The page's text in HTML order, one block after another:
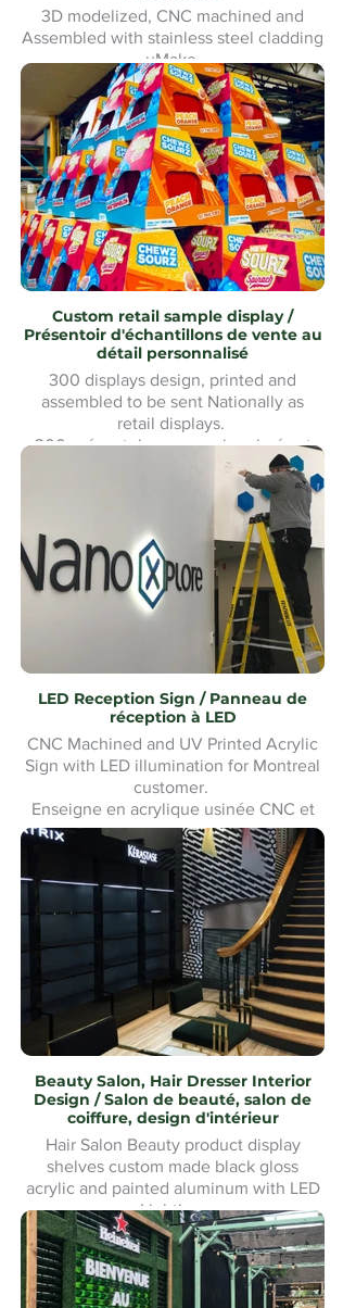
3D modelized, CNC machined and
Assembled with stainless steel cladding
uMake
Modélisé en 3D, usiné CNC et
assemblé avec revêtement en acier
inoxydable uMake MontréalMontreal
Custom retail sample display /
Présentoir d'échantillons de vente au
détail personnalisé
300 displays design, printed and
assembled to be sent Nationally as
retail displays.
300 présentoirs conçus, imprimés et
assemblés pour être expédiés à
l'échelle nationale comme présentoirs
de vente au détail.
LED Reception Sign / Panneau de
réception à LED
CNC Machined and UV Printed Acrylic
Sign with LED illumination for Montreal
customer.
Enseigne en acrylique usinée CNC et
imprimée UV avec éclairage LED pour
un client de Montréal. Fabrication et
installation sur mesure.Custom made
and Installation.
Beauty Salon, Hair Dresser Interior
Design / Salon de beauté, salon de
coiffure, design d'intérieur
Hair Salon Beauty product display
shelves custom made black gloss
acrylic and painted aluminum with LED
Lighting.
Présentoirs de produits de beauté pour
salon de coiffure fabriqués sur mesure
en acrylique noir brillant et aluminium
peint avec éclairage LED